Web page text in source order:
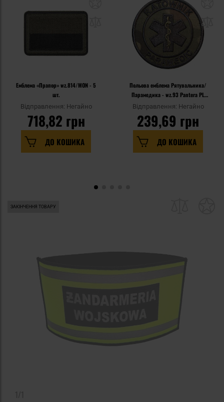
Емблема «Прапор» wz.814/MON - 5
шт.
Відправлення: Негайно
718,82 грн
ДО КОШИКА
Польова емблема Рятувальника/
Парамедика - wz.93 Pantera PL
Woodland
Відправлення: Негайно
239,69 грн
ДО КОШИКА
ЗАКІНЧЕННЯ ТОВАРУ